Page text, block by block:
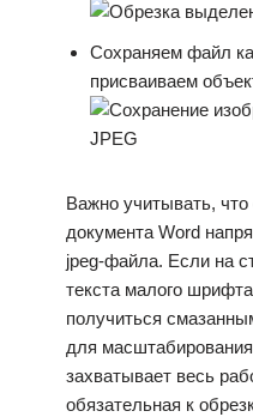
Сохраняем файл
присваиваем
Важно учитывать,
документа Word
jpeg-файла. Если на
текста малого
получиться
для
захватывает весь
обязательная к